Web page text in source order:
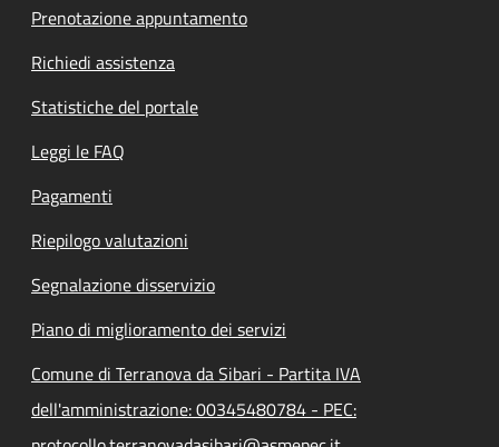
Prenotazione appuntamento
Richiedi assistenza
Statistiche del portale
Leggi le FAQ
Pagamenti
Riepilogo valutazioni
Segnalazione disservizio
Piano di miglioramento dei servizi
Comune di Terranova da Sibari - Partita IVA
dell'amministrazione: 00345480784 - PEC: